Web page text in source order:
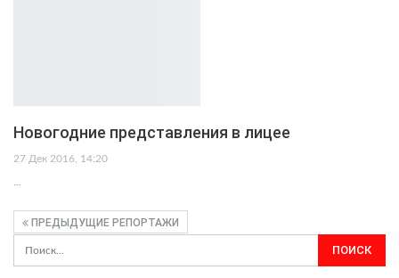
Новогодние представления в лицее
27 Дек 2016, 14:20
ПРЕДЫДУЩИЕ РЕПОРТАЖИ